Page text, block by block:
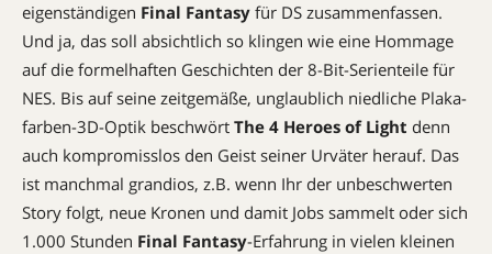
eigenständigen Final Fantasy für DS zusammenfassen.
Und ja, das soll absichtlich so klingen wie eine Hommage
auf die formelhaften Geschichten der 8-Bit-Serienteile für
NES. Bis auf seine zeitgemäße, unglaublich niedliche Plaka­
farben-3D-Optik beschwört The 4 Heroes of Light denn
auch kompromisslos den Geist seiner Urväter herauf. Das
ist manchmal grandios, z.B. wenn Ihr der unbeschwerten
Story folgt, neue Kronen und damit Jobs sammelt oder sich
1.000 Stunden Final Fantasy-Erfahrung in vielen kleinen